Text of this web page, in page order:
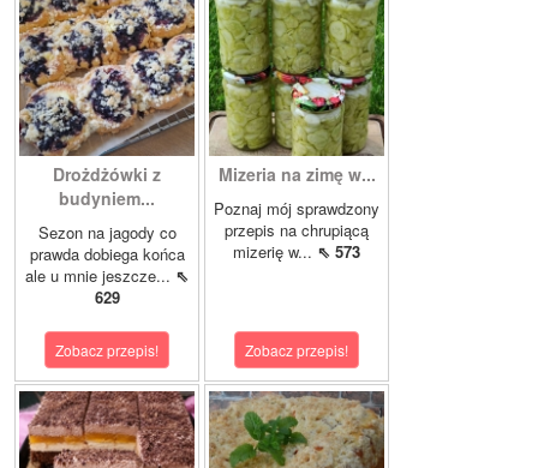
Drożdżówki z
budyniem...
Sezon na jagody co
prawda dobiega końca
ale u mnie jeszcze... ⇖
629
Zobacz przepis!
Mizeria na zimę w...
Poznaj mój sprawdzony
przepis na chrupiącą
mizerię w... ⇖ 573
Zobacz przepis!